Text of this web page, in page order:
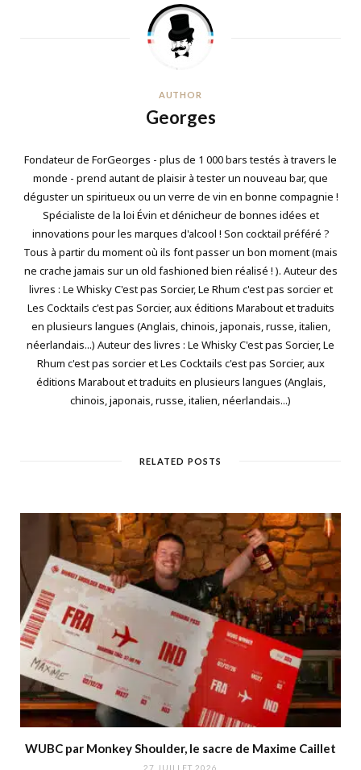
AUTHOR
Georges
Fondateur de ForGeorges - plus de 1 000 bars testés à travers le
monde - prend autant de plaisir à tester un nouveau bar, que
déguster un spiritueux ou un verre de vin en bonne compagnie !
Spécialiste de la loi Évin et dénicheur de bonnes idées et
innovations pour les marques d'alcool ! Son cocktail préféré ?
Tous à partir du moment où ils font passer un bon moment (mais
ne crache jamais sur un old fashioned bien réalisé ! ). Auteur des
livres : Le Whisky C'est pas Sorcier, Le Rhum c'est pas sorcier et
Les Cocktails c'est pas Sorcier, aux éditions Marabout et traduits
en plusieurs langues (Anglais, chinois, japonais, russe, italien,
néerlandais...) Auteur des livres : Le Whisky C'est pas Sorcier, Le
Rhum c'est pas sorcier et Les Cocktails c'est pas Sorcier, aux
éditions Marabout et traduits en plusieurs langues (Anglais,
chinois, japonais, russe, italien, néerlandais...)
RELATED POSTS
WUBC par Monkey Shoulder, le sacre de Maxime Caillet
27 JUILLET 2026